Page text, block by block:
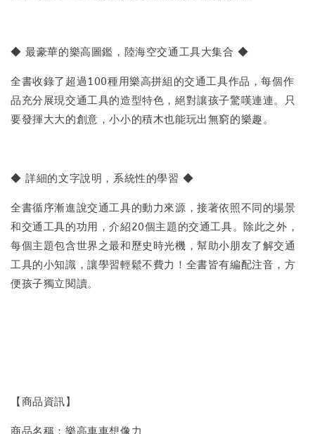
◆ 最豪華的樂高圖鑑，陸海空交通工具大集合 ◆
全書收錄了超過100種用樂高拼組的交通工具作品，每個作
品充分展現交通工具的造型特色，絕對讓孩子驚嘆連連。只
要發揮大大的創意，小小的積木也能玩出無窮的樂趣。
◆ 詳細的文字說明，系統性的學習 ◆
全書循序漸進說交通工具的動力來源，接著依照不同的場景
和交通工具的功用，介紹20個主題的交通工具。除此之外，
每個主題包含世界之最和歷史時光機，幫助小朋友了解交通
工具的小知識，讓學習輕鬆不費力！全書皆有編配注音，方
便孩子獨立閱讀。
【商品資訊】
商品名稱：樂高車車想像力